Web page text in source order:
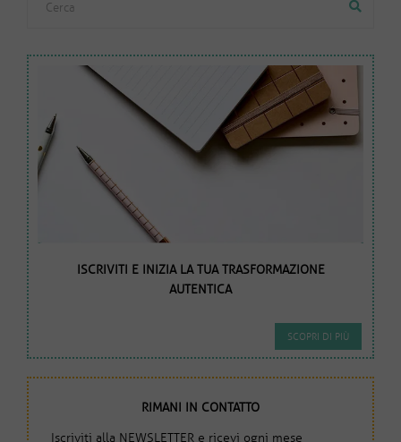
ISCRIVITI E INIZIA LA TUA TRASFORMAZIONE
AUTENTICA
SCOPRI DI PIÙ
RIMANI IN CONTATTO
Iscriviti alla NEWSLETTER e ricevi ogni mese